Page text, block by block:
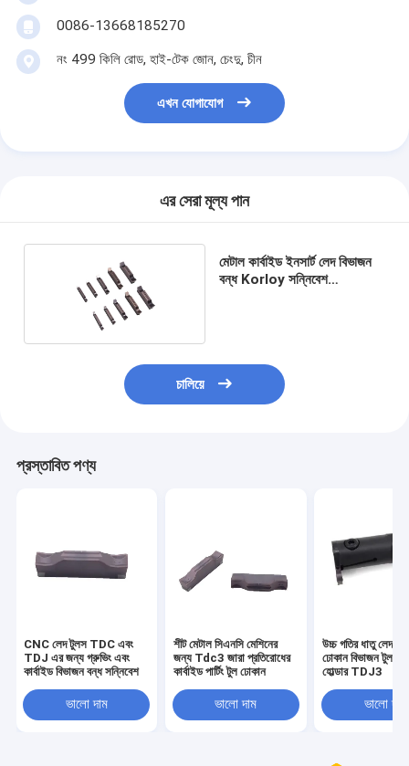
0086-13668185270
নং 499 কিলি রোড, হাই-টেক জোন, চেংদু, চীন
এখন যোগাযোগ
এর সেরা মূল্য পান
মেটাল কার্বাইড ইনসার্ট লেদ বিভাজন
বন্ধ Korloy সন্নিবেশ
চালিয়ে
প্রস্তাবিত পণ্য
CNC লেদ টুলস TDC এবং
TDJ এর জন্য গ্রুভিং এবং
কার্বাইড বিভাজন বন্ধ সন্নিবেশ
ভালো দাম
শীট মেটাল সিএনসি মেশিনের
জন্য Tdc3 জারা প্রতিরোধের
কার্বাইড পার্টিং টুল ঢোকান
ভালো দাম
উচ্চ গতির ধাতু লেদ
ঢোকান বিভাজন টুল
হোল্ডার TDJ3
ভালো দাম